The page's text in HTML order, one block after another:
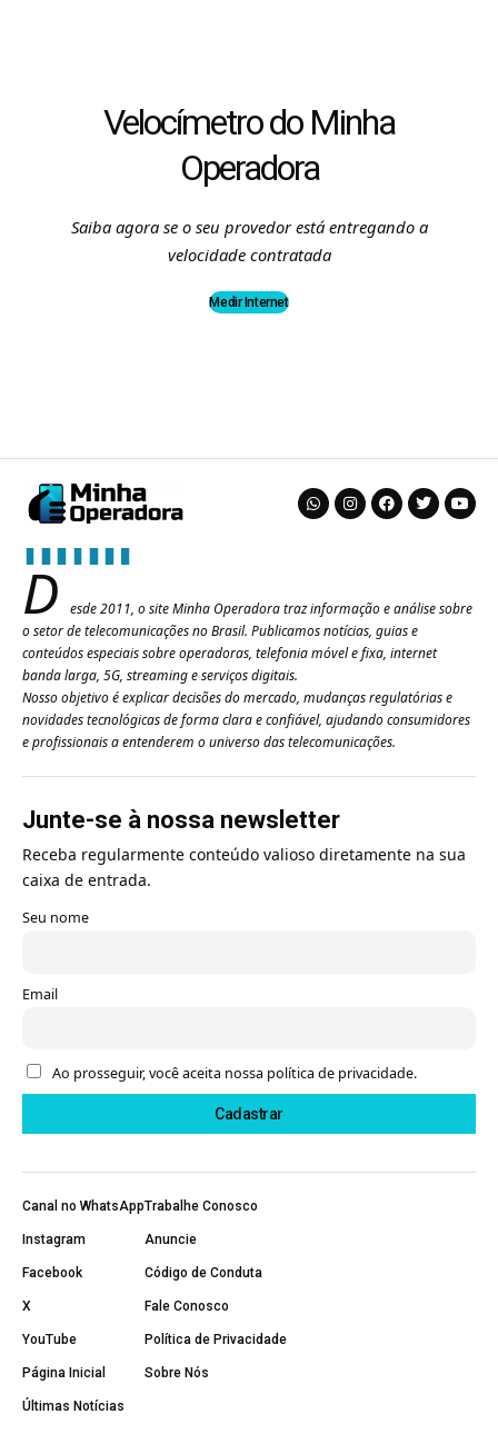
Velocímetro do Minha
Operadora
Saiba agora se o seu provedor está entregando a
velocidade contratada
Medir Internet
D
esde 2011, o site Minha Operadora traz informação e análise sobre
o setor de telecomunicações no Brasil. Publicamos notícias, guias e
conteúdos especiais sobre operadoras, telefonia móvel e fixa, internet
banda larga, 5G, streaming e serviços digitais.
Nosso objetivo é explicar decisões do mercado, mudanças regulatórias e
novidades tecnológicas de forma clara e confiável, ajudando consumidores
e profissionais a entenderem o universo das telecomunicações.
Junte-se à nossa newsletter
Receba regularmente conteúdo valioso diretamente na sua
caixa de entrada.
Seu nome
Email
Ao prosseguir, você aceita nossa política de privacidade.
Canal no WhatsApp
Instagram
Facebook
X
YouTube
Página Inicial
Últimas Notícias
Trabalhe Conosco
Anuncie
Código de Conduta
Fale Conosco
Política de Privacidade
Sobre Nós